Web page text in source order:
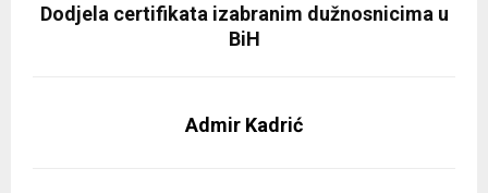
Dodjela certifikata izabranim dužnosnicima u
BiH
Admir Kadrić